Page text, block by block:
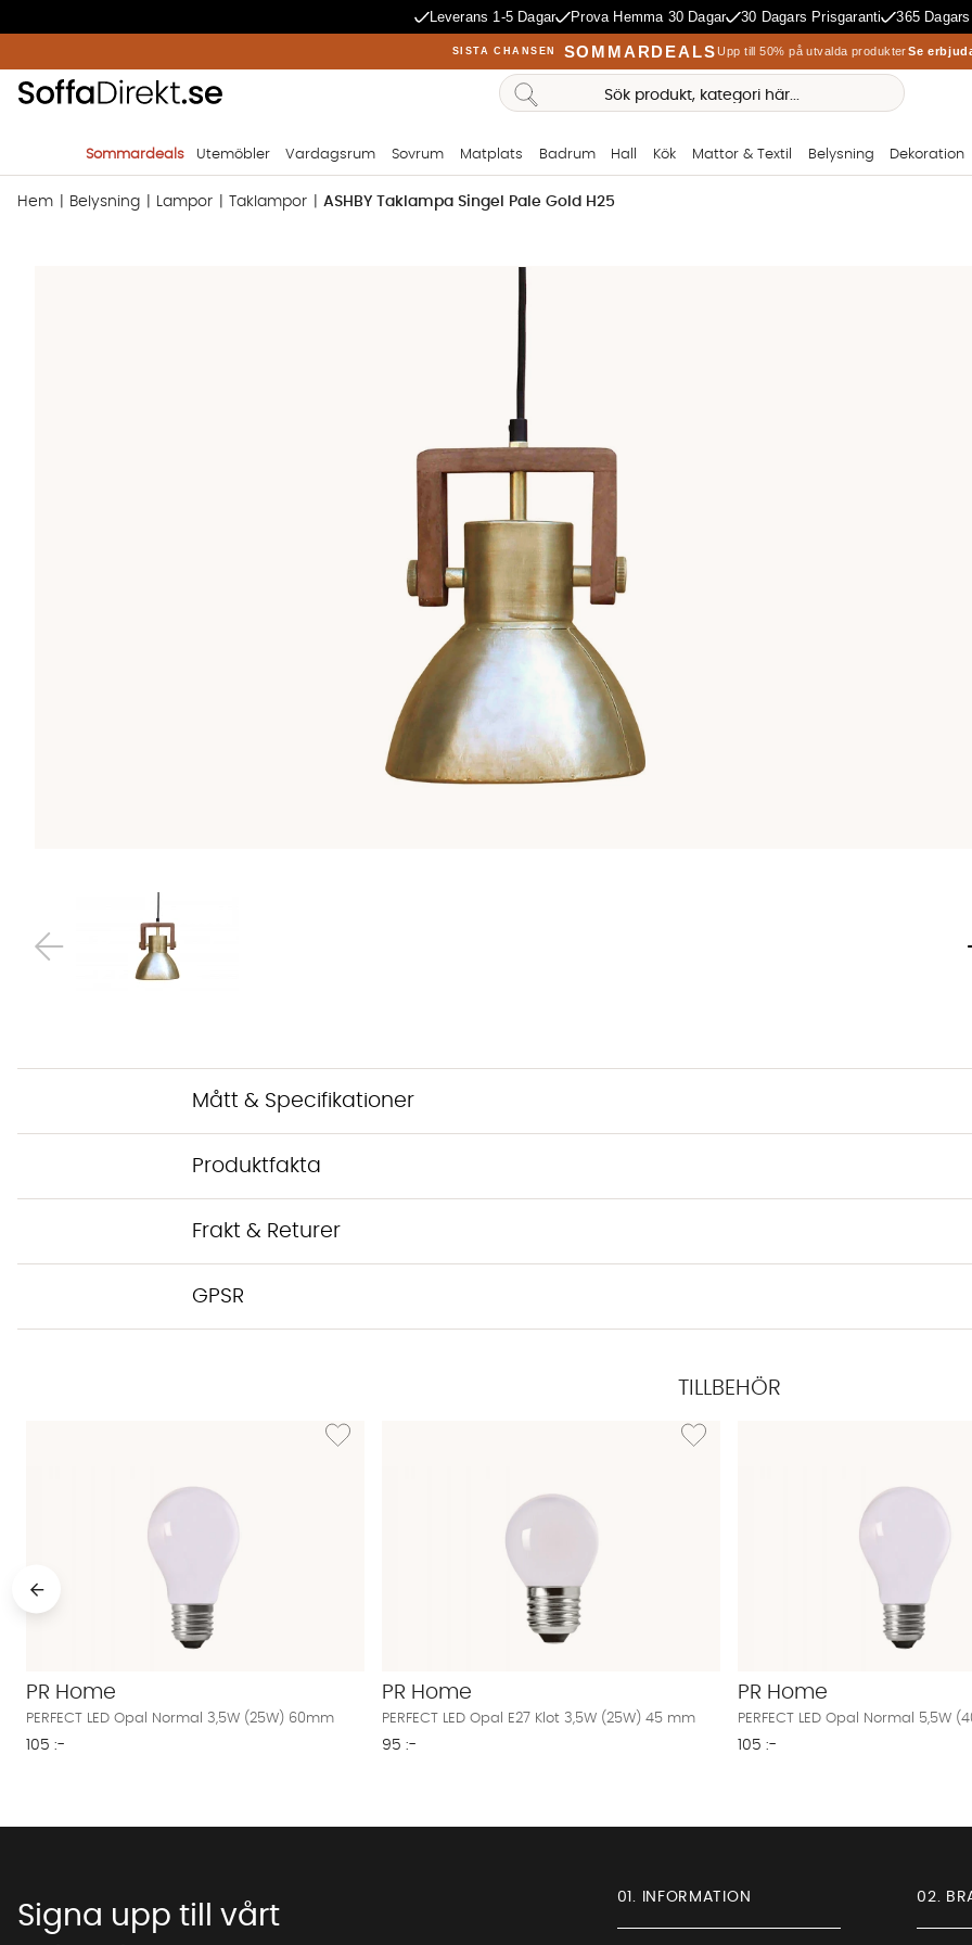
Leverans 1-5 Dagar Prova Hemma 30 Dagar 30 Dagars Prisgaranti 365
SISTA CHANSEN SOMMARDEALSUpp till 50% på utvalda produkterSe
Sommardeals Utemöbler Vardagsrum Sovrum Matplats Badrum Hall Kök Mattor & Textil Belysning Dekoration
Hem Belysning Lampor Taklampor ASHBY Taklampa Singel Pale Gold H25
Mått & Specifikationer
Produktfakta
Frakt & Returer
GPSR
TILLBEHÖR
Lägg till i önskelista: PERFECT LED Opal Normal 3,5W (25W) 60mm
PR Home
PERFECT LED Opal Normal 3,5W (25W) 60mm
105 :-
Lägg till i önskelista: PERFECT LED Opal E27
PR Home
PERFECT LED Opal E27 Klot 3,5W (25W) 45 mm
95 :-
PR Home
PERFECT LED Opal Normal 5,5W
105 :-
Signa upp till vårt
01. INFORMATION 02.